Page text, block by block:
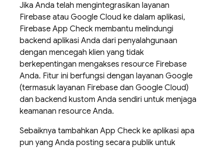
Jika Anda telah mengintegrasikan layanan
Firebase atau Google Cloud ke dalam aplikasi,
Firebase App Check membantu melindungi
backend aplikasi Anda dari penyalahgunaan
dengan mencegah klien yang tidak
berkepentingan mengakses resource Firebase
Anda. Fitur ini berfungsi dengan layanan Google
(termasuk layanan Firebase dan Google Cloud)
dan backend kustom Anda sendiri untuk menjaga
keamanan resource Anda.
Sebaiknya tambahkan App Check ke aplikasi apa
pun yang Anda posting secara publik untuk